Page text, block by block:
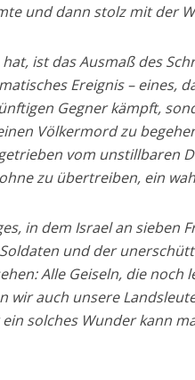
und dann stolz mit der
ist das Ausmaß des
Ereignis – eines,
Gegner kämpft,
Völkermord zu
vom unstillbaren
zu übertreiben, ein
in dem Israel an sieben
und der
Alle Geiseln, die noch
auch unsere
solches Wunder kann